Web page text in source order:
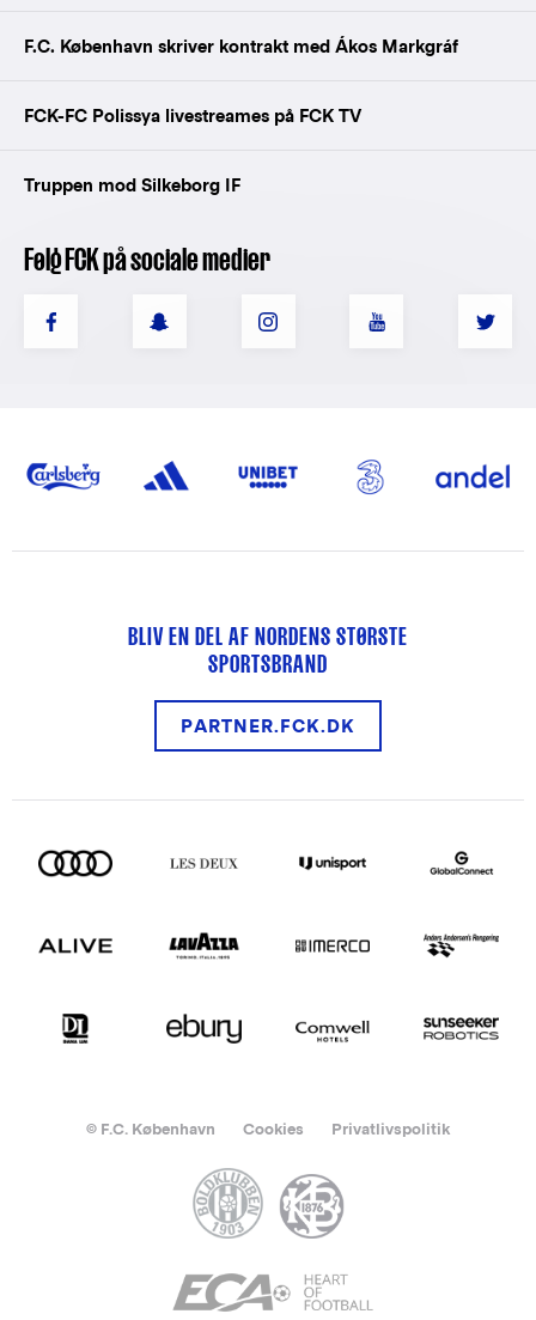
F.C. København skriver kontrakt med Ákos Markgráf
FCK-FC Polissya livestreames på FCK TV
Truppen mod Silkeborg IF
Følg FCK på sociale medier
BLIV EN DEL AF NORDENS STØRSTE
SPORTSBRAND
PARTNER.FCK.DK
© F.C. København Cookies Privatlivspolitik